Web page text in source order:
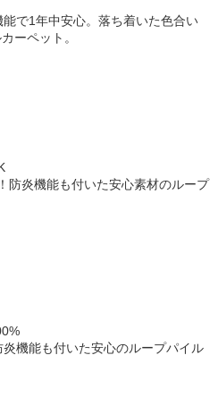
能で1年中安心。落ち着いた色合い
ーペット。
防炎機能も付いた安心素材のループ
炎機能も付いた安心のループパイル